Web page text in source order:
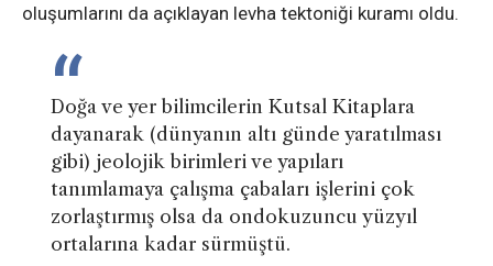
oluşumlarını da açıklayan levha tektoniği kuramı oldu.
Doğa ve yer bilimcilerin Kutsal Kitaplara
dayanarak (dünyanın altı günde yaratılması
gibi) jeolojik birimleri ve yapıları
tanımlamaya çalışma çabaları işlerini çok
zorlaştırmış olsa da ondokuzuncu yüzyıl
ortalarına kadar sürmüştü.